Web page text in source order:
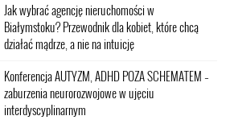
Jak wybrać agencję nieruchomości w
Białymstoku? Przewodnik dla kobiet, które chcą
działać mądrze, a nie na intuicję
Konferencja AUTYZM, ADHD POZA SCHEMATEM –
zaburzenia neurorozwojowe w ujęciu
interdyscyplinarnym